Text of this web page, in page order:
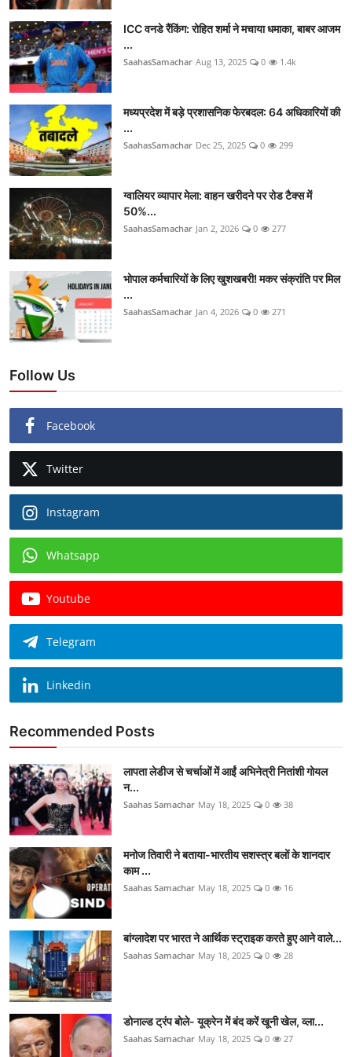
ICC वनडे रैंकिंग: रोहित शर्मा ने मचाया धमाका, बाबर आजम
...
SaahasSamachar Aug 13, 2025 0 1.4k
मध्यप्रदेश में बड़े प्रशासनिक फेरबदल: 64 अधिकारियों की
...
SaahasSamachar Dec 25, 2025 0 299
ग्वालियर व्यापार मेला: वाहन खरीदने पर रोड टैक्स में
50%...
SaahasSamachar Jan 2, 2026 0 277
भोपाल कर्मचारियों के लिए खुशखबरी! मकर संक्रांति पर मिल
...
SaahasSamachar Jan 4, 2026 0 271
Follow Us
Facebook
Twitter
Instagram
Whatsapp
Youtube
Telegram
Linkedin
Recommended Posts
लापता लेडीज से चर्चाओं में आईं अभिनेत्री नितांशी गोयल
न...
Saahas Samachar May 18, 2025 0 38
मनोज तिवारी ने बताया-भारतीय सशस्त्र बलों के शानदार
काम ...
Saahas Samachar May 18, 2025 0 16
बांग्लादेश पर भारत ने आर्थिक स्ट्राइक करते हुए आने वाले...
Saahas Samachar May 18, 2025 0 28
डोनाल्ड ट्रंप बोले- यूक्रेन में बंद करें खूनी खेल, व्ला...
Saahas Samachar May 18, 2025 0 27